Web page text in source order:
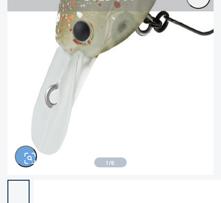
るもの、改造品も含む
※ルアー、エギ、雑品、その他につきましては
ランク表記はございません。 状態は写真にてご
確認ください。
1 /6